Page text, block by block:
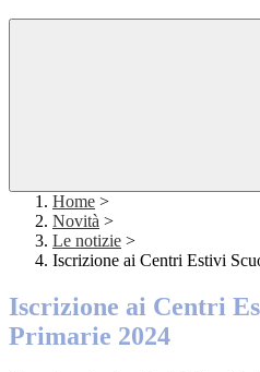
Home >
Novità >
Le notizie >
Iscrizione ai Centri Estivi
Iscrizione ai Centri
Primarie 2024